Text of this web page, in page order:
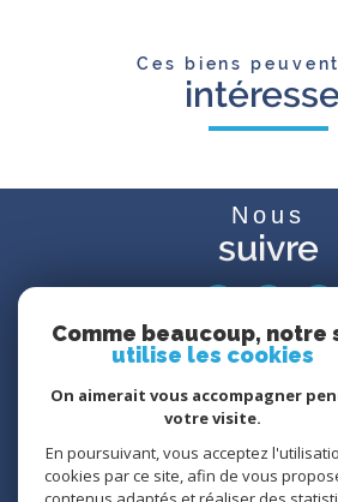
Ces biens
Nous
suivre
Avis
clients
Comme beaucoup, notre
utilise les cookies
On aimerait vous accompagner
votre visite.
En poursuivant, vous acceptez
cookies par ce site, afin de vous